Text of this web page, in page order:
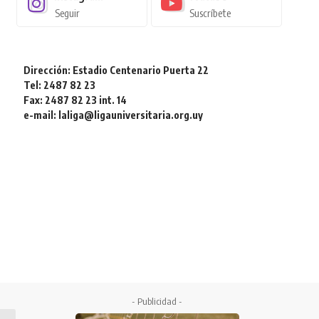
Seguir Suscríbete
Dirección: Estadio Centenario Puerta 22
Tel: 2487 82 23
Fax: 2487 82 23 int. 14
e-mail: laliga@ligauniversitaria.org.uy
- Publicidad -